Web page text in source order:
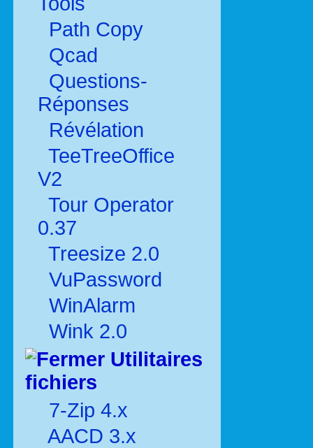
Path Copy
Qcad
Questions-
Réponses
Révélation
TeeTreeOffice
V2
Tour Operator
0.37
Treesize 2.0
VuPassword
WinAlarm
Wink 2.0
Utilitaires
fichiers
7-Zip 4.x
AACD 3.x